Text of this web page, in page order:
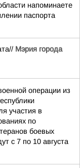
напоминаете
паспорта
Мэрия города
операции из
участия в
по
боевых
с 7 по 10 августа